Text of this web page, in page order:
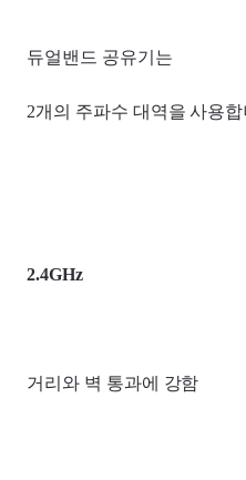
듀얼밴드 공유기는
2개의 주파수 대역을 사용합
2.4GHz
거리와 벽 통과에 강함